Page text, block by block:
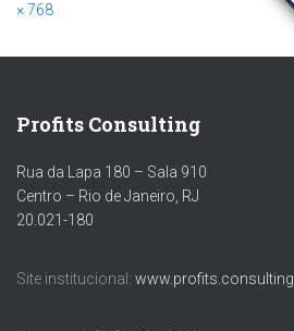
× 768
Profits Consulting
Rua da Lapa 180 – Sala 910
Centro – Rio de Janeiro, RJ
20.021-180
Site institucional: www.profits.consulting